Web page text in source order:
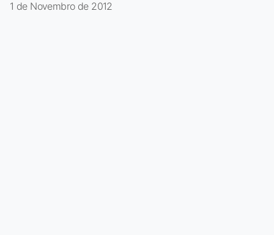
1 de Novembro de 2012